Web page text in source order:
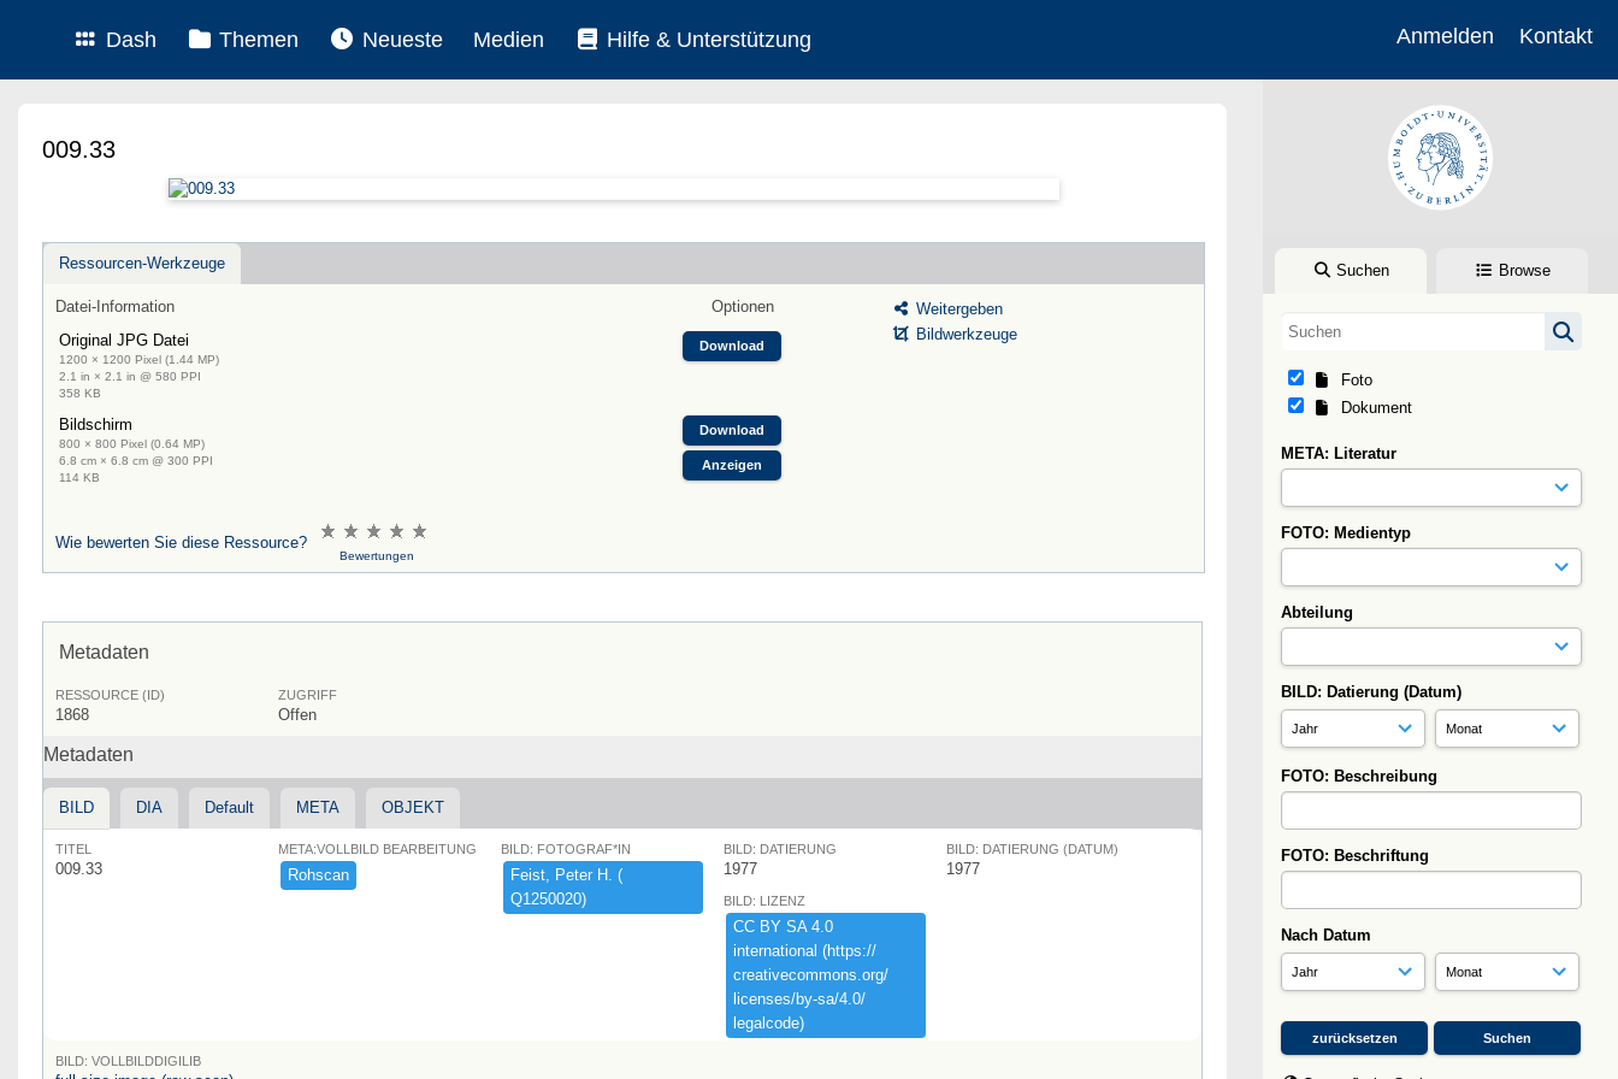
Dash Themen Neueste Medien Hilfe & Unterstützung Anmelden Kontakt
Suchen Browse
Foto
Dokument
META: Literatur
FOTO: Medientyp
Abteilung
BILD: Datierung (Datum)
FOTO: Beschreibung
FOTO: Beschriftung
Nach Datum
009.33
Ressourcen-Werkzeuge
Datei-Information
Optionen
Original JPG Datei
1200 × 1200 Pixel (1.44 MP)
2.1 in × 2.1 in @ 580 PPI
358 KB
Download
Bildschirm
800 × 800 Pixel (0.64 MP)
6.8 cm × 6.8 cm @ 300 PPI
114 KB
Download
Anzeigen
Weitergeben
Bildwerkzeuge
Wie bewerten Sie diese Ressource?
Bewertungen
Metadaten
RESSOURCE (ID)
1868
ZUGRIFF
Offen
Metadaten
BILD DIA Default META OBJEKT
TITEL
009.33
META:VOLLBILD BEARBEITUNG
Rohscan
BILD: FOTOGRAF*IN
Feist,​ ​Peter ​H.​ ​(​
Q1250020)​
BILD: DATIERUNG
1977
BILD: DATIERUNG (DATUM)
1977
BILD: LIZENZ
CC ​BY ​SA ​4.​0 ​
international ​(​https:​/​/​
creativecommons.​org/​
licenses/​by-​sa/​4.​0/​
legalcode)​
BILD: VOLLBILDDIGILIB